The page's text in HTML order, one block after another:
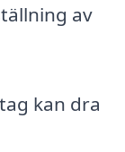
av
kan dra